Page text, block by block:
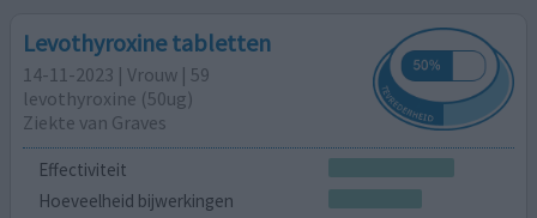
Levothyroxine tabletten
14-11-2023 | Vrouw | 59
levothyroxine (50ug)
Ziekte van Graves
Effectiviteit
Hoeveelheid bijwerkingen